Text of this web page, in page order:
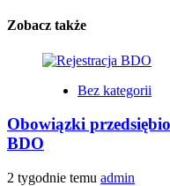
Zobacz także
Bez kategorii
Obowiązki
BDO
2 tygodnie temu admin